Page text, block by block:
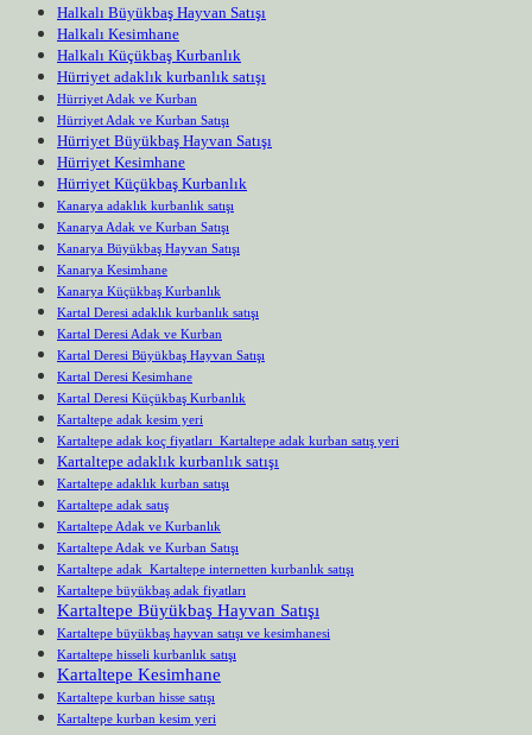
Halkalı Büyükbaş Hayvan Satışı
Halkalı Kesimhane
Halkalı Küçükbaş Kurbanlık
Hürriyet adaklık kurbanlık satışı
Hürriyet Adak ve Kurban
Hürriyet Adak ve Kurban Satışı
Hürriyet Büyükbaş Hayvan Satışı
Hürriyet Kesimhane
Hürriyet Küçükbaş Kurbanlık
Kanarya adaklık kurbanlık satışı
Kanarya Adak ve Kurban Satışı
Kanarya Büyükbaş Hayvan Satışı
Kanarya Kesimhane
Kanarya Küçükbaş Kurbanlık
Kartal Deresi adaklık kurbanlık satışı
Kartal Deresi Adak ve Kurban
Kartal Deresi Büyükbaş Hayvan Satışı
Kartal Deresi Kesimhane
Kartal Deresi Küçükbaş Kurbanlık
Kartaltepe adak kesim yeri
Kartaltepe adak koç fiyatları Kartaltepe adak kurban satış yeri
Kartaltepe adaklık kurbanlık satışı
Kartaltepe adaklık kurban satışı
Kartaltepe adak satış
Kartaltepe Adak ve Kurbanlık
Kartaltepe Adak ve Kurban Satışı
Kartaltepe adak Kartaltepe internetten kurbanlık satışı
Kartaltepe büyükbaş adak fiyatları
Kartaltepe Büyükbaş Hayvan Satışı
Kartaltepe büyükbaş hayvan satışı ve kesimhanesi
Kartaltepe hisseli kurbanlık satışı
Kartaltepe Kesimhane
Kartaltepe kurban hisse satışı
Kartaltepe kurban kesim yeri